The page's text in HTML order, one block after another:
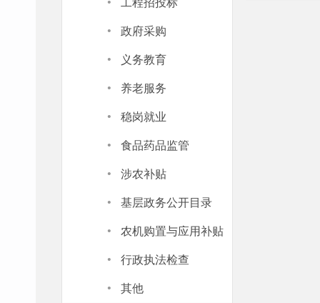
工程招投标
· 政府采购
· 义务教育
· 养老服务
· 稳岗就业
· 食品药品监管
· 涉农补贴
· 基层政务公开目录
· 农机购置与应用补贴
· 行政执法检查
· 其他